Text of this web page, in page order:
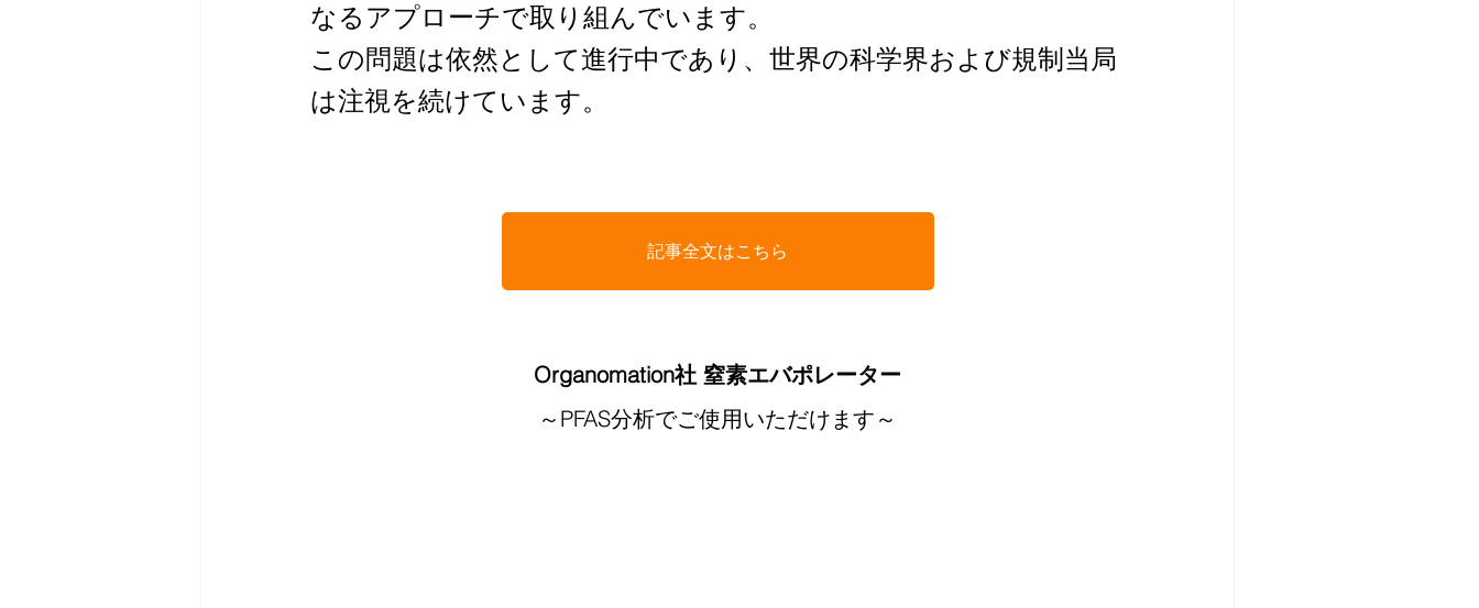
なるアプローチで取り組んでいます。
この問題は依然として進行中であり、世界の科学界および規制当局
は注視を続けています。
記事全文はこちら
Organomation社 窒素エバポレーター
～PFAS分析でご使用いただけます～